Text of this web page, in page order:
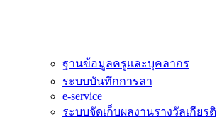
ฐานข้อมูลครูและบุคลากร
ระบบบันทึกการลา
e-service
ระบบจัดเก็บผลงานรางวัลเกียรติ